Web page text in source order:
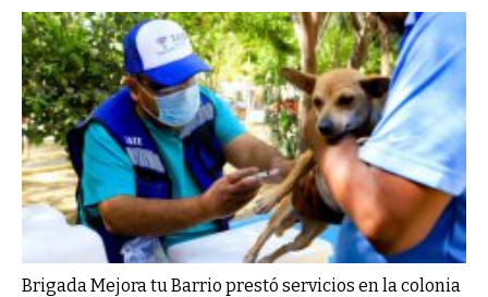
Brigada Mejora tu Barrio prestó servicios en la colonia